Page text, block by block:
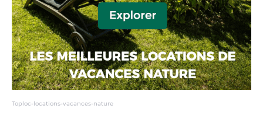
Toploc-locations-vacances-nature